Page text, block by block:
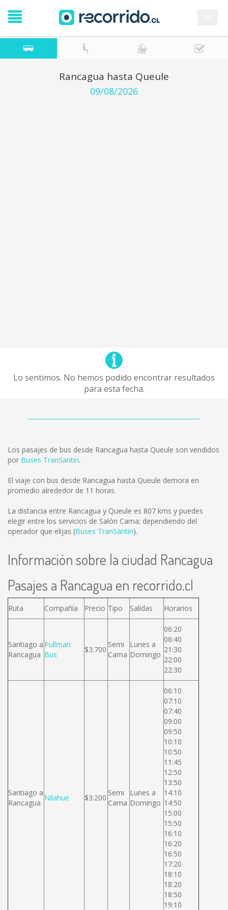
Rancagua hasta Queule
09/08/2026
Lo sentimos. No hemos podido encontrar resultados
para esta fecha.
Los pasajes de bus desde Rancagua hasta Queule son vendidos
por Buses TranSantin.
El viaje con bus desde Rancagua hasta Queule demora en
promedio alrededor de 11 horas.
La distancia entre Rancagua y Queule es 807 kms y puedes
elegir entre los servicios de Salón Cama; dependiendo del
operador que elijas (Buses TranSantin).
Información sobre la ciudad Rancagua
Pasajes a Rancagua en recorrido.cl
Ruta Compañía Precio Tipo Salidas Horarios
Santiago a
Rancagua
Pullman
Bus
$3.700
Semi
Cama
Lunes a
Domingo
06:20
06:40
21:30
22:00
22:30
Santiago a
Rancagua
Nilahue $3.200
Semi
Cama
Lunes a
Domingo
06:10
07:10
07:40
09:00
09:50
10:10
10:50
11:45
12:50
13:50
14:10
14:50
15:00
15:50
16:10
16:20
16:50
17:20
18:10
18:20
18:50
19:10